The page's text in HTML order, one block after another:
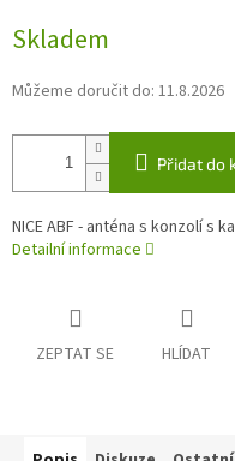
cena:
Skladem
Můžeme doručit do: 11.8.2026
Přidat do
NICE ABF - anténa s konzolí s
Detailní informace
ZEPTAT SE HLÍDAT